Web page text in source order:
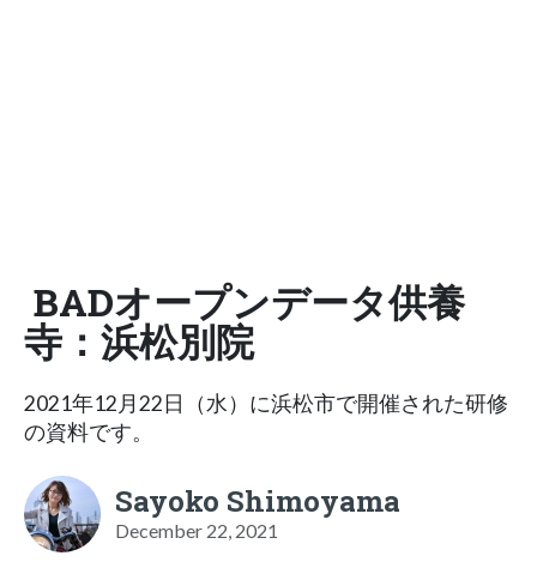
BADオープンデータ供養
寺：浜松別院
2021年12月22日（水）に浜松市で開催された研修
の資料です。
Sayoko Shimoyama
December 22, 2021